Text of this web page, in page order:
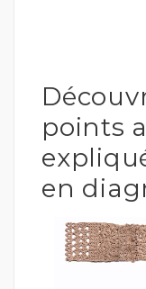
points
en